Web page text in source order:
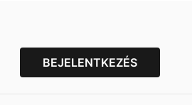
BEJELENTKEZÉS